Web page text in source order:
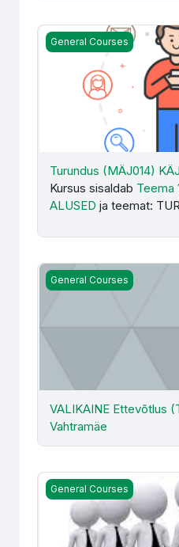
Turundus (MÄJ014)
General Courses
Turundus (MÄJ014)
Kursus sisaldab Teema
ALUSED ja teemat:
VALIKAINE Ettevõtlus
General Courses
VALIKAINE Ettevõtlus
Vahtramäe
Ettevõtluse alused
General Courses